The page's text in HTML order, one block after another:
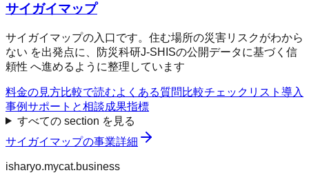
サイガイマップ
サイガイマップの入口です。住む場所の災害リスクがわから
ない を出発点に、防災科研J-SHISの公開データに基づく信
頼性 へ進めるように整理しています
料金の見方比較で読むよくある質問 比較チェックリスト 導入
事例サポートと相談成果指標
すべての section を見る
サイガイマップの事業詳細
isharyo.mycat.business